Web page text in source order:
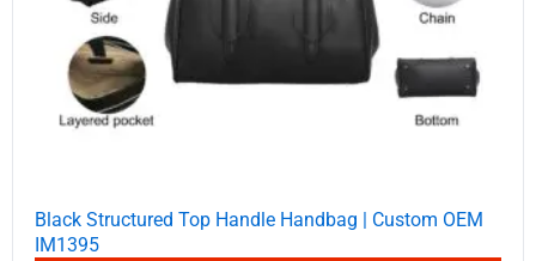
Black Structured Top Handle Handbag | Custom OEM
IM1395